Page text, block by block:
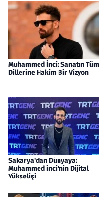
Muhammed İnci: Sanatın Tüm
Dillerine Hakim Bir Vizyon
Sakarya'dan Dünyaya:
Muhammed inci'nin Dijital
Yükselişi